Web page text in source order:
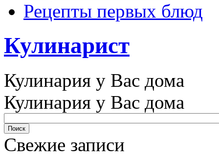
Рецепты первых блюд
Кулинарист
Кулинария у Вас дома
Кулинария у Вас дома
Свежие записи